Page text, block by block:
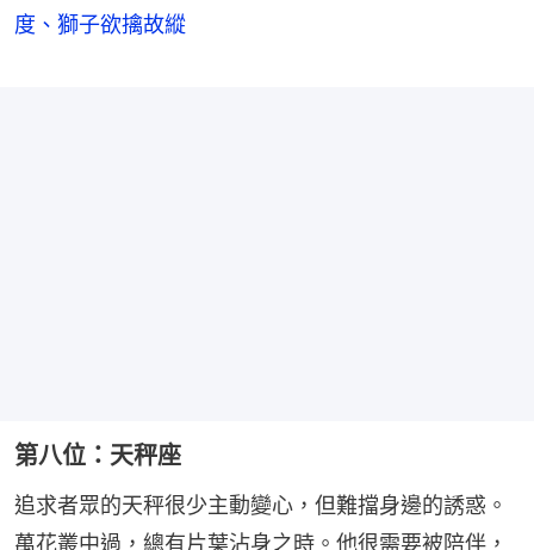
度、獅子欲擒故縱
第八位：天秤座
追求者眾的天秤很少主動變心，但難擋身邊的誘惑。
萬花叢中過，總有片葉沾身之時。他很需要被陪伴，